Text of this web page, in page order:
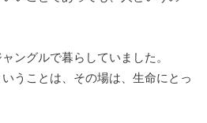
ングルで暮らしていました。
うことは、その場は、生命にとっ